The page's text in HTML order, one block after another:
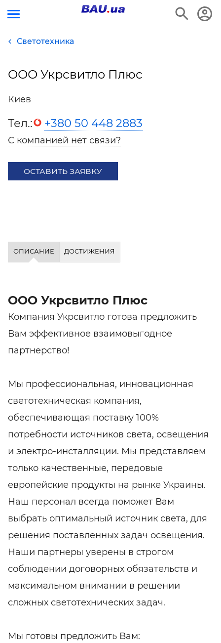
Светотехника
ООО Укрсвитло Плюс
Киев
Тел.: +380 50 448 2883
С компанией нет связи?
ОСТАВИТЬ ЗАЯВКУ
ОПИСАНИЕ ДОСТИЖЕНИЯ
ООО Укрсвитло Плюс
Компания Укрсвитло готова предложить
Вам эффективное взаимовыгодное
партнерство!
Мы профессиональная, инновационная
светотехническая компания,
обеспечивающая поставку 100%
потребности источников света, освещения
и электро-инсталляции. Мы представляем
только качественные, передовые
европейские продукты на рынке Украины.
Наш персонал всегда поможет Вам
выбрать оптимальный источник света, для
решения поставленных задач освещения.
Наши партнеры уверены в строгом
соблюдении договорных обязательств и
максимальном внимании в решении
сложных светотехнических задач.
Мы готовы предложить Вам: